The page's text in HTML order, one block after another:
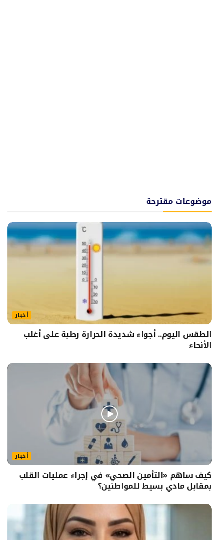
موضوعات مقترحة
أخبار
الطقس اليوم.. أجواء شديدة الحرارة رطبة على أغلب
الأنحاء
أخبار
كيف ساهم «التأمين الصحي» في إجراء عمليات القلب
بمقابل مادي بسيط للمواطنين؟